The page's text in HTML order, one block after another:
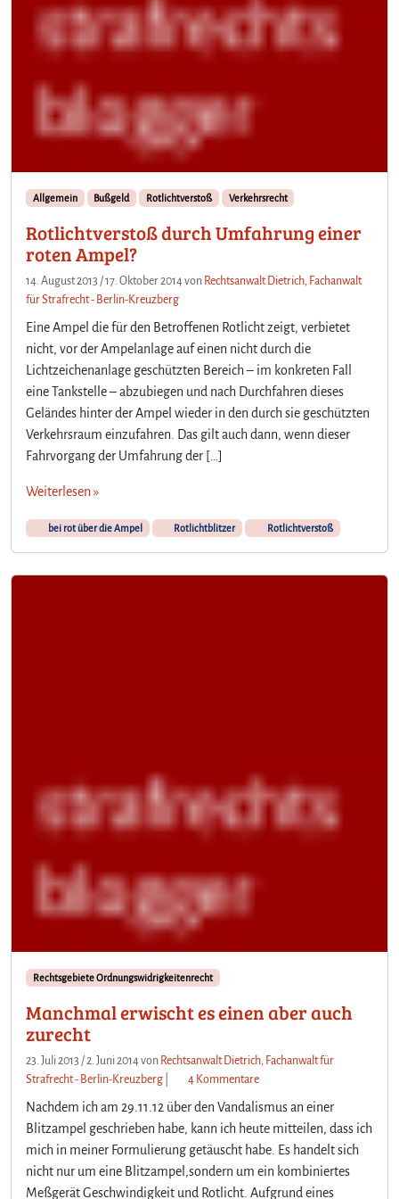
Allgemein Bußgeld Rotlichtverstoß Verkehrsrecht
Rotlichtverstoß durch Umfahrung einer
roten Ampel?
14. August 2013 /17. Oktober 2014von Rechtsanwalt Dietrich, Fachanwalt
für Strafrecht - Berlin-Kreuzberg
Eine Ampel die für den Betroffenen Rotlicht zeigt, verbietet
nicht, vor der Ampelanlage auf einen nicht durch die
Lichtzeichenanlage geschützten Bereich – im konkreten Fall
eine Tankstelle – abzubiegen und nach Durchfahren dieses
Geländes hinter der Ampel wieder in den durch sie geschützten
Verkehrsraum einzufahren. Das gilt auch dann, wenn dieser
Fahrvorgang der Umfahrung der […]
Weiterlesen »
bei rot über die Ampel Rotlichtblitzer Rotlichtverstoß
Rechtsgebiete Ordnungswidrigkeitenrecht
Manchmal erwischt es einen aber auch
zurecht
23. Juli 2013 /2. Juni 2014von Rechtsanwalt Dietrich, Fachanwalt für
Strafrecht - Berlin-Kreuzberg
4 Kommentarez
a
n
c
h
Nachdem ich am 29.11.12 über den Vandalismus an einer
Blitzampel geschrieben habe, kann ich heute mitteilen, dass ich
mich in meiner Formulierung getäuscht habe. Es handelt sich
nicht nur um eine Blitzampel,sondern um ein kombiniertes
Meßgerät Geschwindigkeit und Rotlicht. Aufgrund eines